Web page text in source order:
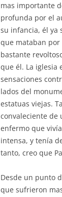
mas importante
profunda por el
su infancia, él ya
que mataban por
bastante
que él. La iglesia
sensaciones
lados del
estatuas viejas.
convaleciente de
enfermo que
intensa, y tenía
tanto, creo que
Desde un punto
que sufrieron